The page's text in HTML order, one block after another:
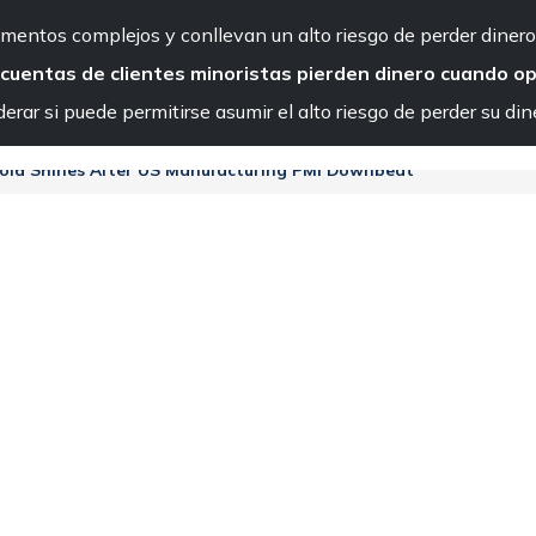
complejos y conllevan un alto riesgo de perder
de clientes minoristas pierden dinero cuando
si puede permitirse asumir el alto riesgo de perder su
Contáctenos
Mercados para operar Plataformas de negociación
Shines After US Manufacturing PMI Downbeat